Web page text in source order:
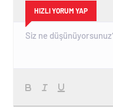
HIZLI YORUM YAP